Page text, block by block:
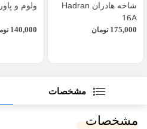
شاخه هادران Hadran
16A
175,000 تومان
ولوم و
140,000
مشخصات
مشخصات